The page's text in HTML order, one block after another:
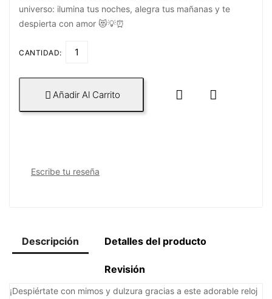
universo: ilumina tus noches, alegra tus mañanas y te
despierta con amor 😻💡⏰
CANTIDAD:
 Añadir Al Carrito  
Escribe tu reseña
Descripción Detalles del producto
Revisión
¡Despiértate con mimos y dulzura gracias a este adorable reloj